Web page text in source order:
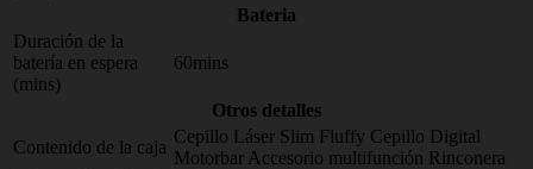
Bateria
Duración de la
batería en espera
(mins)
60mins
Otros detalles
Contenido de la caja
Cepillo Láser Slim Fluffy Cepillo Digital
Motorbar Accesorio multifunción Rinconera